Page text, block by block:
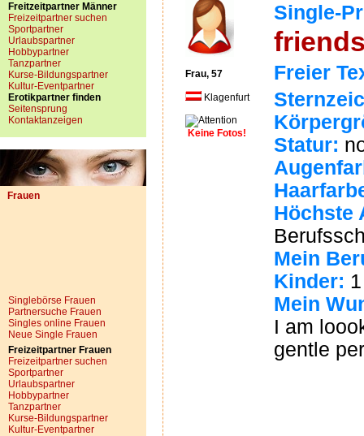
Freitzeitpartner Männer
Freizeitpartner suchen
Sportpartner
Urlaubspartner
Hobbypartner
Tanzpartner
Kurse-Bildungspartner
Kultur-Eventpartner
Erotikpartner finden
Seitensprung
Kontaktanzeigen
Frauen
Singlebörse Frauen
Partnersuche Frauen
Singles online Frauen
Neue Single Frauen
Freizeitpartner Frauen
Freizeitpartner suchen
Sportpartner
Urlaubspartner
Hobbypartner
Tanzpartner
Kurse-Bildungspartner
Kultur-Eventpartner
Frau, 57
Klagenfurt
Keine Fotos!
Single-
Freier
Statur:
Höchste
Mein
Kinder:
Mein
I am
gentle